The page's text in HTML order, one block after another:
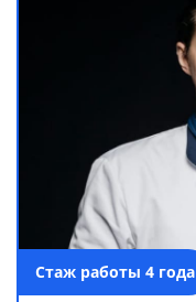
Стаж работы 4 года